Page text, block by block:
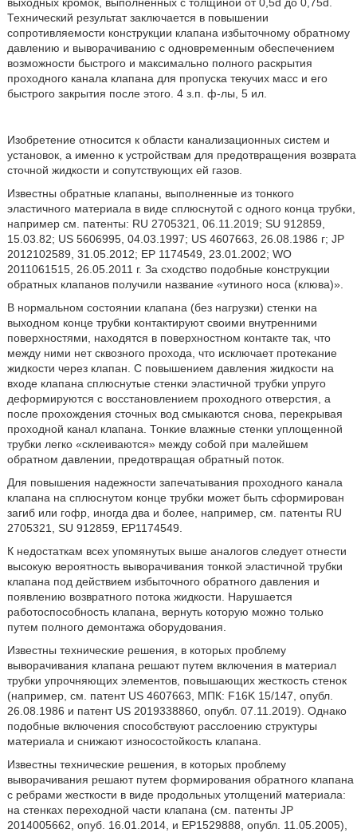
Технический результат заключается в повышении
сопротивляемости конструкции клапана избыточному обратному
давлению и выворачиванию с одновременным обеспечением
возможности быстрого и максимально полного раскрытия
проходного канала клапана для пропуска текучих масс и его
быстрого закрытия после этого. 4 з.п. ф-лы, 5 ил.
Изобретение относится к области канализационных систем и
установок, а именно к устройствам для предотвращения возврата
сточной жидкости и сопутствующих ей газов.
Известны обратные клапаны, выполненные из тонкого
эластичного материала в виде сплюснутой с одного конца трубки,
например см. патенты: RU 2705321, 06.11.2019; SU 912859,
15.03.82; US 5606995, 04.03.1997; US 4607663, 26.08.1986 г; JP
2012102589, 31.05.2012; ЕР 1174549, 23.01.2002; WO
2011061515, 26.05.2011 г. За сходство подобные конструкции
обратных клапанов получили название «утиного носа (клюва)».
В нормальном состоянии клапана (без нагрузки) стенки на
выходном конце трубки контактируют своими внутренними
поверхностями, находятся в поверхностном контакте так, что
между ними нет сквозного прохода, что исключает протекание
жидкости через клапан. С повышением давления жидкости на
входе клапана сплюснутые стенки эластичной трубки упруго
деформируются с восстановлением проходного отверстия, а
после прохождения сточных вод смыкаются снова, перекрывая
проходной канал клапана. Тонкие влажные стенки уплощенной
трубки легко «склеиваются» между собой при малейшем
обратном давлении, предотвращая обратный поток.
Для повышения надежности запечатывания проходного канала
клапана на сплюснутом конце трубки может быть сформирован
загиб или гофр, иногда два и более, например, см. патенты RU
2705321, SU 912859, ЕР1174549.
К недостаткам всех упомянутых выше аналогов следует отнести
высокую вероятность выворачивания тонкой эластичной трубки
клапана под действием избыточного обратного давления и
появлению возвратного потока жидкости. Нарушается
работоспособность клапана, вернуть которую можно только
путем полного демонтажа оборудования.
Известны технические решения, в которых проблему
выворачивания клапана решают путем включения в материал
трубки упрочняющих элементов, повышающих жесткость стенок
(например, см. патент US 4607663, МПК: F16K 15/147, опубл.
26.08.1986 и патент US 2019338860, опубл. 07.11.2019). Однако
подобные включения способствуют расслоению структуры
материала и снижают износостойкость клапана.
Известны технические решения, в которых проблему
выворачивания решают путем формирования обратного клапана
с ребрами жесткости в виде продольных утолщений материала:
на стенках переходной части клапана (см. патенты JP
2014005662, опуб. 16.01.2014, и ЕР1529888, опубл. 11.05.2005),